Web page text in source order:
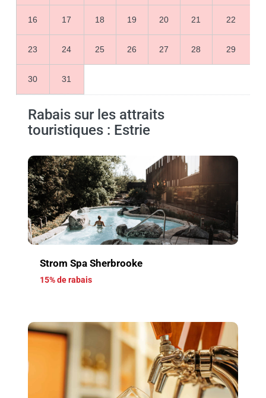
16 17 18 19 20 21 22
23 24 25 26 27 28 29
30 31
Rabais sur les attraits
touristiques : Estrie
Strom Spa Sherbrooke
15% de rabais